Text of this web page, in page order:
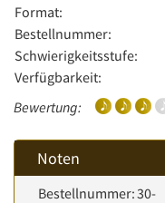
Format:
Bestellnummer:
Schwierigkeitsstufe:
Verfügbarkeit:
Bewertung:
Noten
Bestellnummer:30-